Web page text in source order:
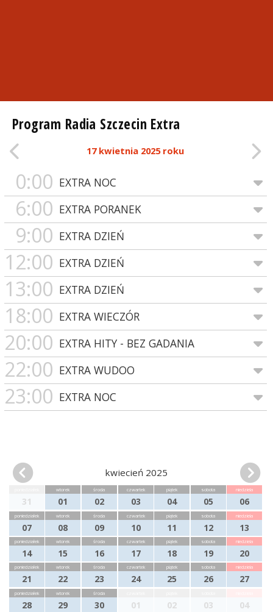
Program Radia Szczecin Extra
17 kwietnia 2025 roku
0:00 EXTRA NOC
6:00 EXTRA PORANEK
9:00 EXTRA DZIEŃ
12:00 EXTRA DZIEŃ
13:00 EXTRA DZIEŃ
18:00 EXTRA WIECZÓR
20:00 EXTRA HITY - BEZ GADANIA
22:00 EXTRA WUDOO
23:00 EXTRA NOC
kwiecień 2025
31
wtorek
01
środa
02
czwartek
03
piątek
04
sobota
05
niedziela
06
poniedziałek
07
wtorek
08
środa
09
czwartek
10
piątek
11
sobota
12
niedziela
13
poniedziałek
14
wtorek
15
środa
16
czwartek
17
piątek
18
sobota
19
niedziela
20
poniedziałek
21
wtorek
22
środa
23
czwartek
24
piątek
25
sobota
26
niedziela
27
poniedziałek
28
wtorek
29
środa
30 01 02 03 04